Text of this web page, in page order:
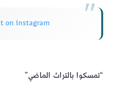
on Instagram
“تمسكوا بالتراث الماضي”